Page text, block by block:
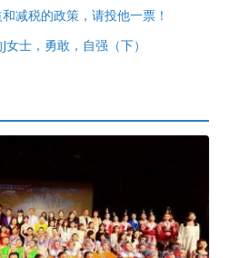
减税的政策，请投他一票！
士，勇敢，自强（下）